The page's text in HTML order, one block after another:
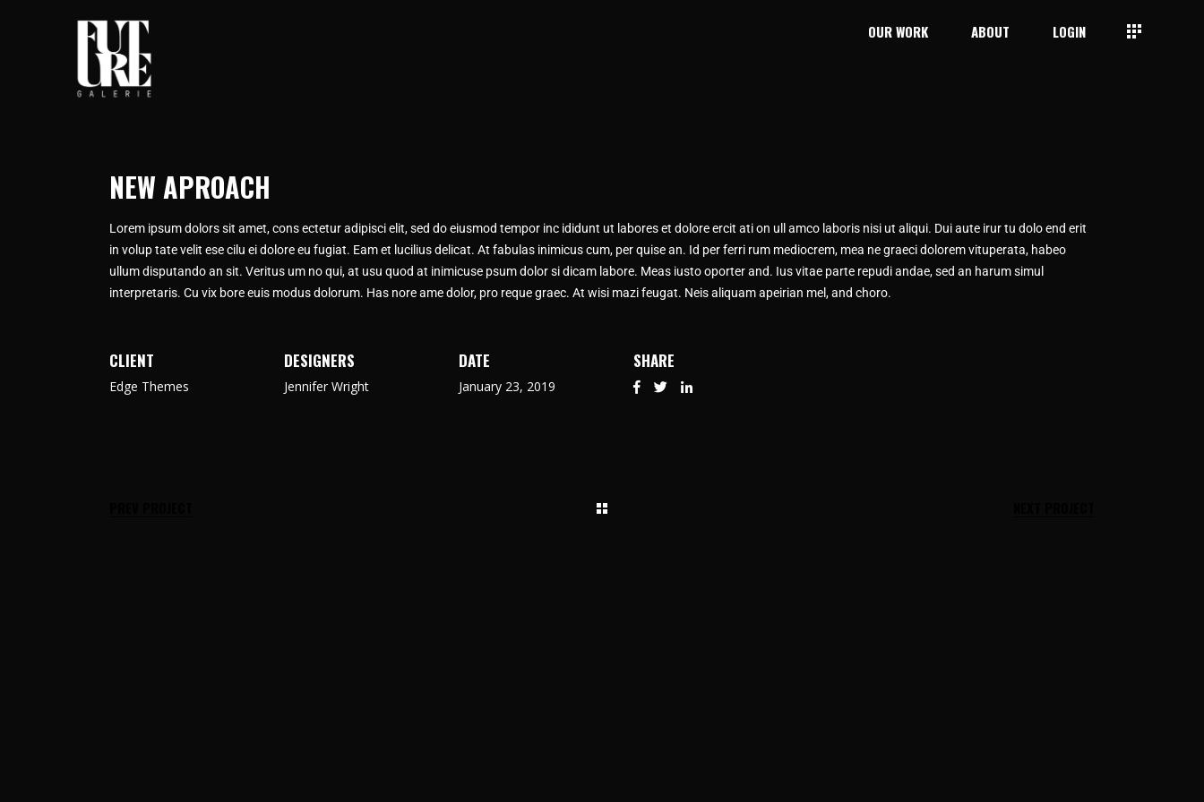
OUR WORK ABOUT LOGIN
NEW APROACH
Lorem ipsum dolors sit amet, cons ectetur adipisci elit, sed do eiusmod tempor inc ididunt ut labores et dolore ercit ati on ull amco laboris nisi ut aliqui. Dui aute irur tu dolo end erit
in volup tate velit ese cilu ei dolore eu fugiat. Eam et lucilius delicat. At fabulas inimicus cum, per quise an. Id per ferri rum mediocrem, mea ne graeci dolorem vituperata, habeo
ullum disputando an sit. Veritus um no qui, at usu quod at inimicuse psum dolor si dicam labore. Meas iusto oporter and. Ius vitae parte repudi andae, sed an harum simul
interpretaris. Cu vix bore euis modus dolorum. Has nore ame dolor, pro reque graec. At wisi mazi feugat. Neis aliquam apeirian mel, and choro.
CLIENT
Edge Themes
DESIGNERS
Jennifer Wright
DATE
January 23, 2019
SHARE